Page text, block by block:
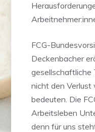
FCG-
Deckenbacher
gesellschaftliche
nicht den Verlust
bedeuten. Die
Arbeitsleben
denn für uns